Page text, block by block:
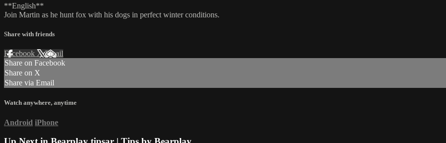
**English**
Join Martin as he hunt fox with his dogs in perfect winter conditions.
Share with friends
Facebook XEmail
Share on Facebook
Share on X
Share via Email
Watch anywhere, anytime
Android iPhone